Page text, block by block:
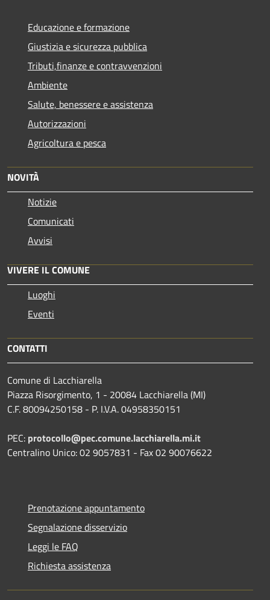
Educazione e formazione
Giustizia e sicurezza pubblica
Tributi,finanze e contravvenzioni
Ambiente
Salute, benessere e assistenza
Autorizzazioni
Agricoltura e pesca
NOVITÀ
Notizie
Comunicati
Avvisi
VIVERE IL COMUNE
Luoghi
Eventi
CONTATTI
Comune di Lacchiarella
Piazza Risorgimento, 1 - 20084 Lacchiarella (MI)
C.F. 80094250158 - P. I.V.A. 04958350151
PEC: protocollo@pec.comune.lacchiarella.mi.it
Centralino Unico: 02 9057831 - Fax 02 90076622
Prenotazione appuntamento
Segnalazione disservizio
Leggi le FAQ
Richiesta assistenza